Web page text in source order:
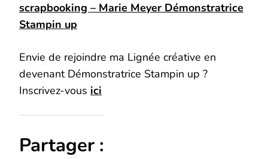
scrapbooking – Marie Meyer Démonstratrice
Stampin up
Envie de rejoindre ma Lignée créative en
devenant Démonstratrice Stampin up ?
Inscrivez-vous ici
Partager :